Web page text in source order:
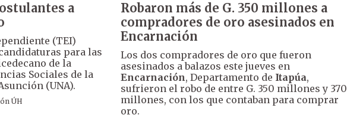
a
(TEI)
para las
de la
Sociales de la
(UNA).
ÚH
Robaron más de G. 350 millones a
compradores de oro asesinados en
Encarnación
Los dos compradores de oro que fueron
asesinados a balazos este jueves en
Encarnación, Departamento de Itapúa,
sufrieron el robo de entre G. 350 millones y 370
millones, con los que contaban para comprar
oro.